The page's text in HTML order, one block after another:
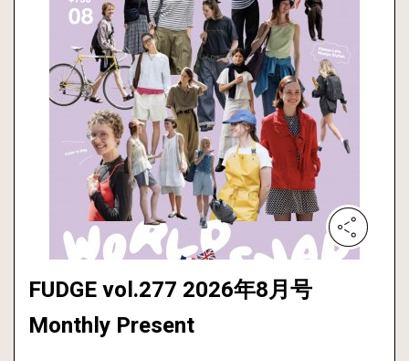
FUDGE vol.277 2026年8月号
Monthly Present